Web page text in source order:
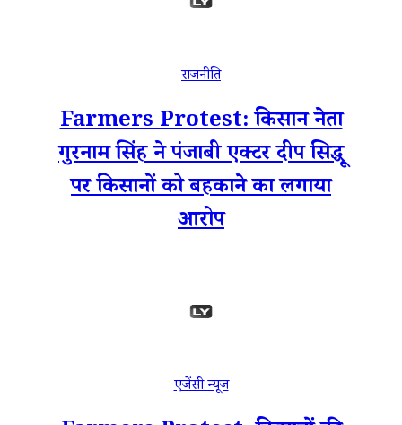
राजनीति
Farmers Protest: किसान नेता
गुरनाम सिंह ने पंजाबी एक्टर दीप सिद्धू
पर किसानों को बहकाने का लगाया
आरोप
एजेंसी न्यूज